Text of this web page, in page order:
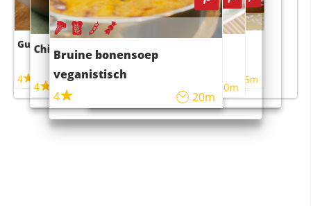
Guacamole
4
Chili con carne
4
Bruine bonensoep
veganistisch
4
20m
Sushi rijstsalade
maaltijdsalade
40m
4 55m